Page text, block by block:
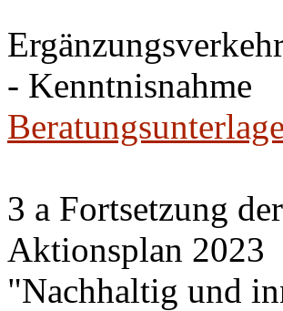
- Kenntnisnahme
3 a Fortsetzung
Aktionsplan 2023
"Nachhaltig und